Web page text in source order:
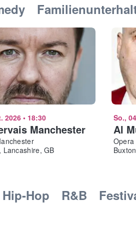
2026• 18:30
Manchester
Lancashire, GB
So.,
Al
Opera
Hip-Hop R&B